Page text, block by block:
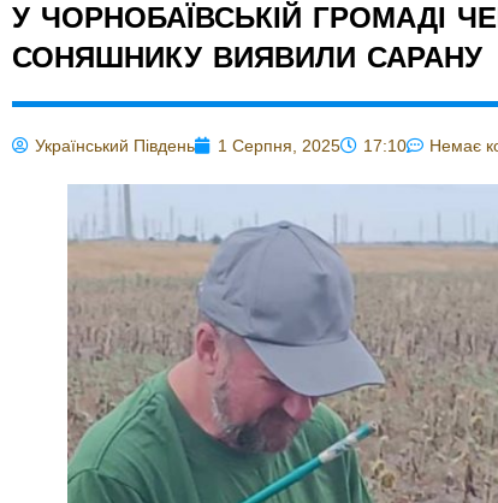
У ЧОРНОБАЇВСЬКІЙ ГРОМАДІ
СОНЯШНИКУ ВИЯВИЛИ САРАНУ
Український Південь 1 Серпня, 2025 17:10 Немає